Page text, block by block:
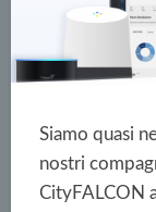
Siamo quasi
nostri
CityFALCON